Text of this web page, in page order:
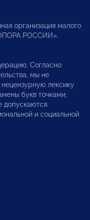
организация малого
РОССИИ».
Согласно
мы не
лексику
букв точками,
и социальной